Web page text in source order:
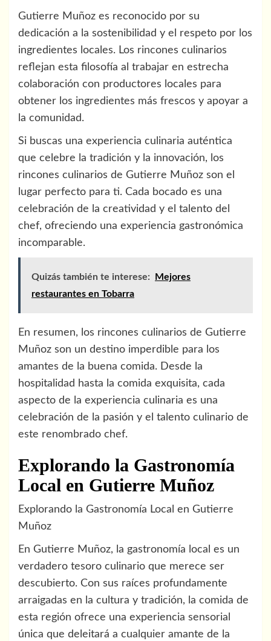
Gutierre Muñoz es reconocido por su
dedicación a la sostenibilidad y el respeto por los
ingredientes locales. Los rincones culinarios
reflejan esta filosofía al trabajar en estrecha
colaboración con productores locales para
obtener los ingredientes más frescos y apoyar a
la comunidad.
Si buscas una experiencia culinaria auténtica
que celebre la tradición y la innovación, los
rincones culinarios de Gutierre Muñoz son el
lugar perfecto para ti. Cada bocado es una
celebración de la creatividad y el talento del
chef, ofreciendo una experiencia gastronómica
incomparable.
Quizás también te interese:
Mejores
restaurantes en Tobarra
En resumen, los rincones culinarios de Gutierre
Muñoz son un destino imperdible para los
amantes de la buena comida. Desde la
hospitalidad hasta la comida exquisita, cada
aspecto de la experiencia culinaria es una
celebración de la pasión y el talento culinario de
este renombrado chef.
Explorando la Gastronomía
Local en Gutierre Muñoz
Explorando la Gastronomía Local en Gutierre
Muñoz
En Gutierre Muñoz, la gastronomía local es un
verdadero tesoro culinario que merece ser
descubierto. Con sus raíces profundamente
arraigadas en la cultura y tradición, la comida de
esta región ofrece una experiencia sensorial
única que deleitará a cualquier amante de la